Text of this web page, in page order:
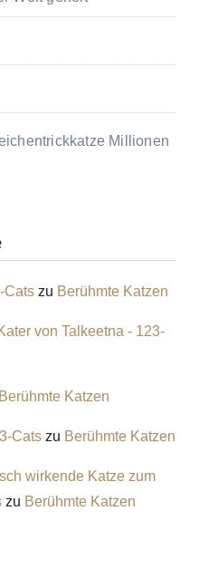
Millionen
Catszu Berühmte Katzen
von Talkeetna - 123-
Berühmte Katzen
Catszu Berühmte Katzen
wirkende Katze zum
zu Berühmte Katzen